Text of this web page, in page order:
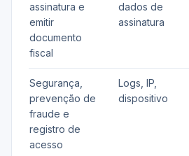
assinatura e
emitir
documento
fiscal
dados de
assinatura
Segurança,
prevenção de
fraude e
registro de
acesso
Logs, IP,
dispositivo